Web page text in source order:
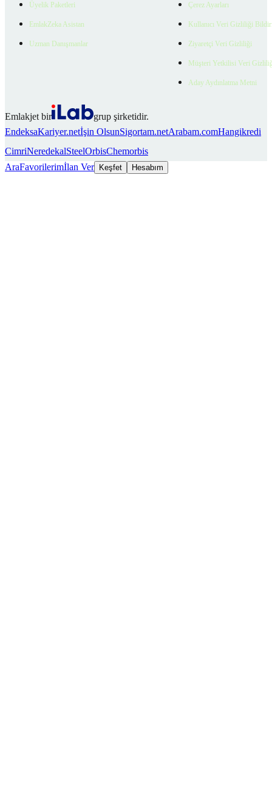
Üyelik Paketleri
EmlakZeka Asistan
Uzman Danışmanlar
Çerez Ayarları
Kullanıcı Veri Gizliliği
Ziyaretçi Veri Gizliliği
Müşteri Yetkilisi Veri
Aday Aydınlatma Metni
Emlakjet bir
grup şirketidir.
EndeksaKariyer.netİşin OlsunSigortam.netArabam.comHangikredi
CimriNeredekalSteelOrbisChemorbis
AraFavorilerimİlan Ver Keşfet Hesabım